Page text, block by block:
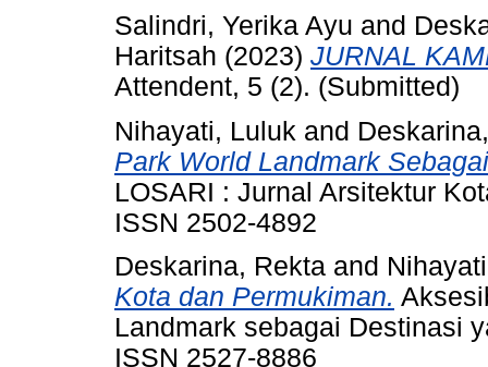
Salindri, Yerika Ayu and
Haritsah (2023) JURNAL
Attendent, 5 (2). (Submitted)
Nihayati, Luluk and
Park World Landmark
LOSARI : Jurnal Arsitektur
ISSN 2502-4892
Deskarina, Rekta and
Kota dan Permukiman.
Landmark sebagai Destinasi
ISSN 2527-8886